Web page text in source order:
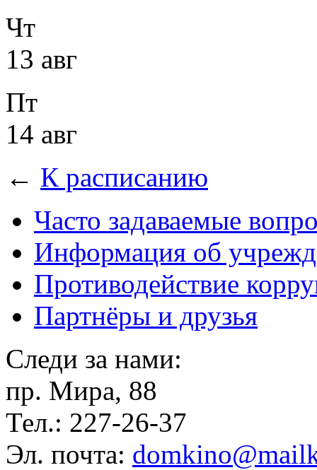
Чт
13 авг
Пт
14 авг
← К расписанию
Часто задаваемые
Информация об
Противодействие
Партнёры и друзья
Следи за нами:
пр. Мира, 88
Тел.: 227-26-37
Эл. почта: